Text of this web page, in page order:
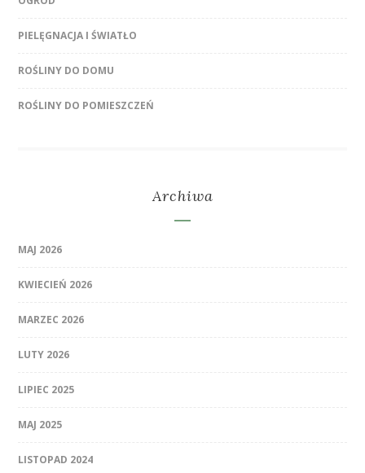
PIELĘGNACJA I ŚWIATŁO
ROŚLINY DO DOMU
ROŚLINY DO POMIESZCZEŃ
Archiwa
MAJ 2026
KWIECIEŃ 2026
MARZEC 2026
LUTY 2026
LIPIEC 2025
MAJ 2025
LISTOPAD 2024